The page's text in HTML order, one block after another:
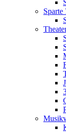
Sparte